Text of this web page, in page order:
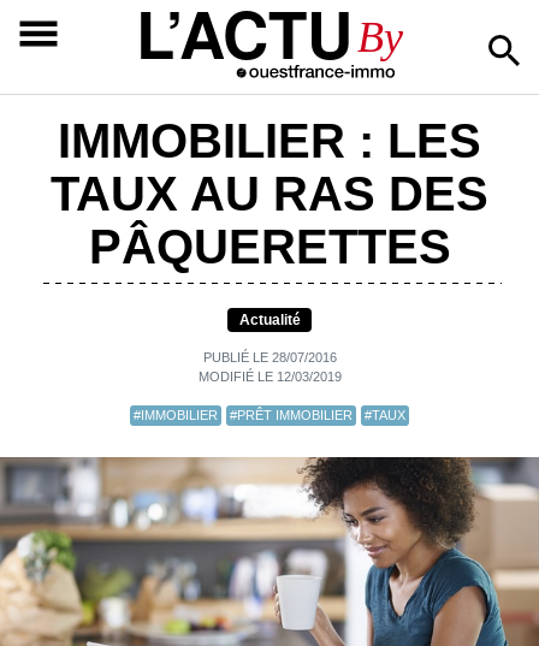
L’ACTUBy
IMMOBILIER : LES
TAUX AU RAS DES
PÂQUERETTES
Actualité
PUBLIÉ LE 28/07/2016
MODIFIÉ LE 12/03/2019
#IMMOBILIER #PRÊT IMMOBILIER #TAUX